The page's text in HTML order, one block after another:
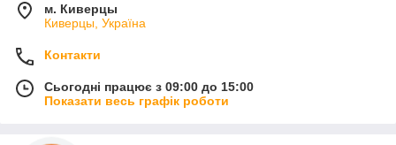
м. Киверцы
Киверцы, Україна
Контакти
Сьогодні працює з 09:00 до 15:00
Показати весь графік роботи